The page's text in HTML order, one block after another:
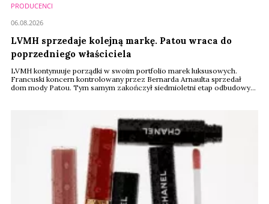
PRODUCENCI
LVMH sprzedaje kolejną markę. Patou wraca do
poprzedniego właściciela
LVMH kontynuuje porządki w swoim portfolio marek luksusowych.
Francuski koncern kontrolowany przez Bernarda Arnaulta sprzedał
dom mody Patou. Tym samym zakończył siedmioletni etap odbudowy
06.08.2026